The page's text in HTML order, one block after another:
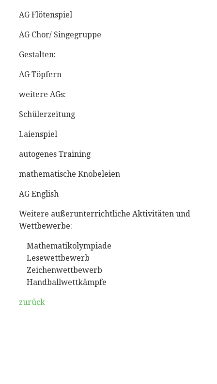
AG Flötenspiel
AG Chor/ Singegruppe
Gestalten:
AG Töpfern
weitere AGs:
Schülerzeitung
Laienspiel
autogenes Training
mathematische Knobeleien
AG English
Weitere außerunterrichtliche Aktivitäten und
Wettbewerbe:
Mathematikolympiade
Lesewettbewerb
Zeichenwettbewerb
Handballwettkämpfe
zurück